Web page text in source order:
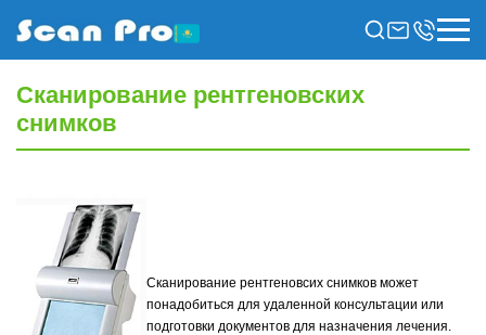
Сканирование рентгеновских
снимков
Сканирование рентгеновсих снимков может
понадобиться для удаленной консультации или
подготовки документов для назначения лечения.